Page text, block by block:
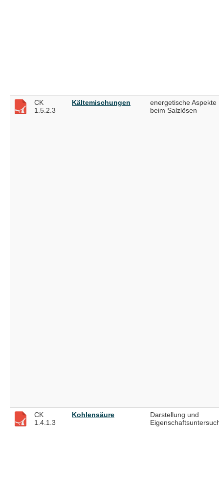
CK
1.5.2.3
Kältemischungen
energetische Aspekte
beim Salzlösen
CK
1.4.1.3
Kohlensäure
Darstellung und